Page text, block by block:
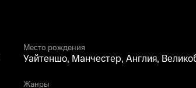
Место рождения
Уайтеншо, Манчестер, Англия,
Жанры